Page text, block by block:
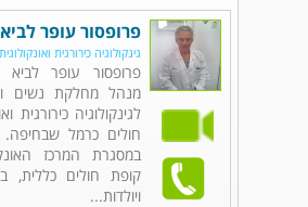
פרופסור עופר לביא
גינקולוגיה כירורגית
פרופסור עופר לביא
מנהל מחלקת נשים
לגינקולוגיה כירורגית
חולים כרמל
במסגרת המרכז
קופת חולים כללית,
ויולדות...